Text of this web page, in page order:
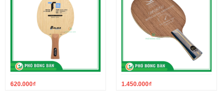
620.000₫ 1.450.000₫